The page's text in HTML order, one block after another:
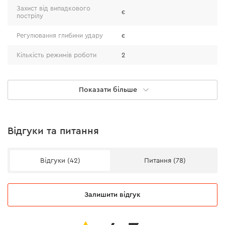
Інструмент здатний виконувати 80 пострілів на
Захист від випадкового
пострілу
є
Регулювання глибини удару є
Кількість режимів роботи 2
2,8 кг
Зарядний пристрій
Інструкція з експлуатації є
Показати більше
Відгуки та питання
Відгуки (42) Питання (78)
Залишити відгук